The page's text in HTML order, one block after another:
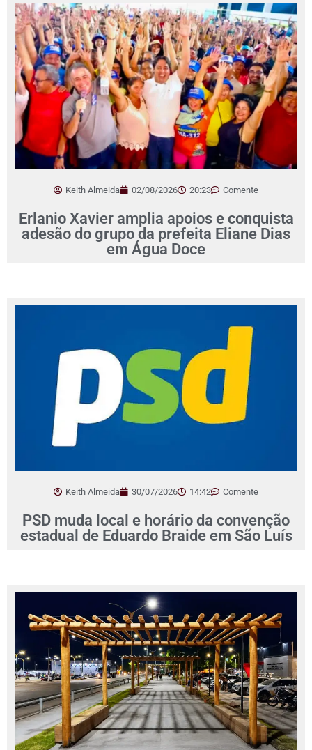
Keith Almeida 02/08/2026 20:23 Comente
Erlanio Xavier amplia apoios e conquista
adesão do grupo da prefeita Eliane Dias
em Água Doce
Keith Almeida 30/07/2026 14:42 Comente
PSD muda local e horário da convenção
estadual de Eduardo Braide em São Luís